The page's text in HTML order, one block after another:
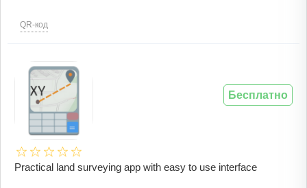
QR-код
Practical land surveying app with easy to use interface
Бесплатно